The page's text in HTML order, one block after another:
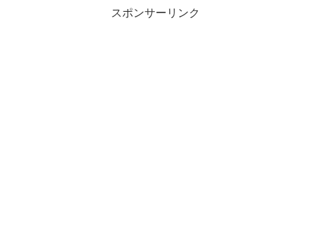
スポンサーリンク